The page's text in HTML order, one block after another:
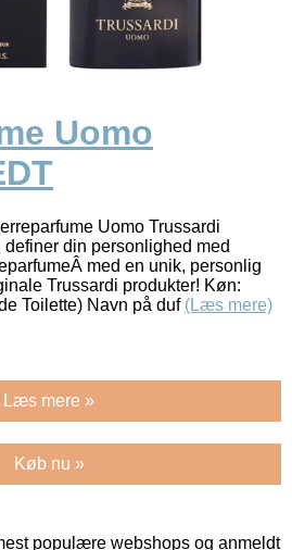
Uomo
Uomo Trussardi
din personlighed med
med en unik, personlig
Trussardi produkter! Køn:
Toilette) Navn på duf (Læs mere)
Læs mere »
Køb nu »
populære webshops og anmeldt